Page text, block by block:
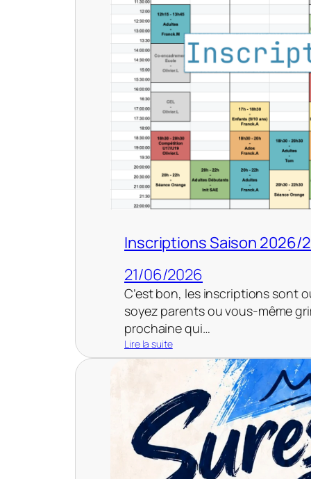
c
l
u
b
a
u
v
i
a
d
u
c
e
F
v
t
t
e
s
Inscriptions Saison 2026/
21/06/2026
C’est bon, les inscriptions sont
soyez parents ou vous-même
prochaine qui…
Lire la suite
:
s
c
r
p
t
i